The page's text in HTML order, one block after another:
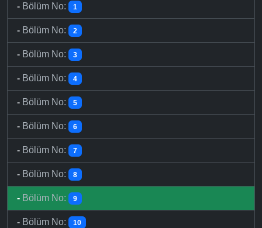
- Bölüm No: 1
- Bölüm No: 2
- Bölüm No: 3
- Bölüm No: 4
- Bölüm No: 5
- Bölüm No: 6
- Bölüm No: 7
- Bölüm No: 8
- Bölüm No: 9
- Bölüm No: 10